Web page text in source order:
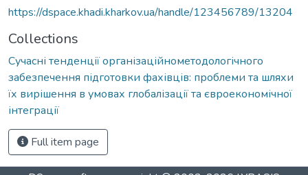
https://dspace.khadi.kharkov.ua/handle/123456789/13204
Collections
Сучасні тенденції організаційнометодологічного
забезпечення підготовки фахівців: проблеми та шляхи
їх вирішення в умовах глобалізації та євроекономічної
інтеграції
Full item page